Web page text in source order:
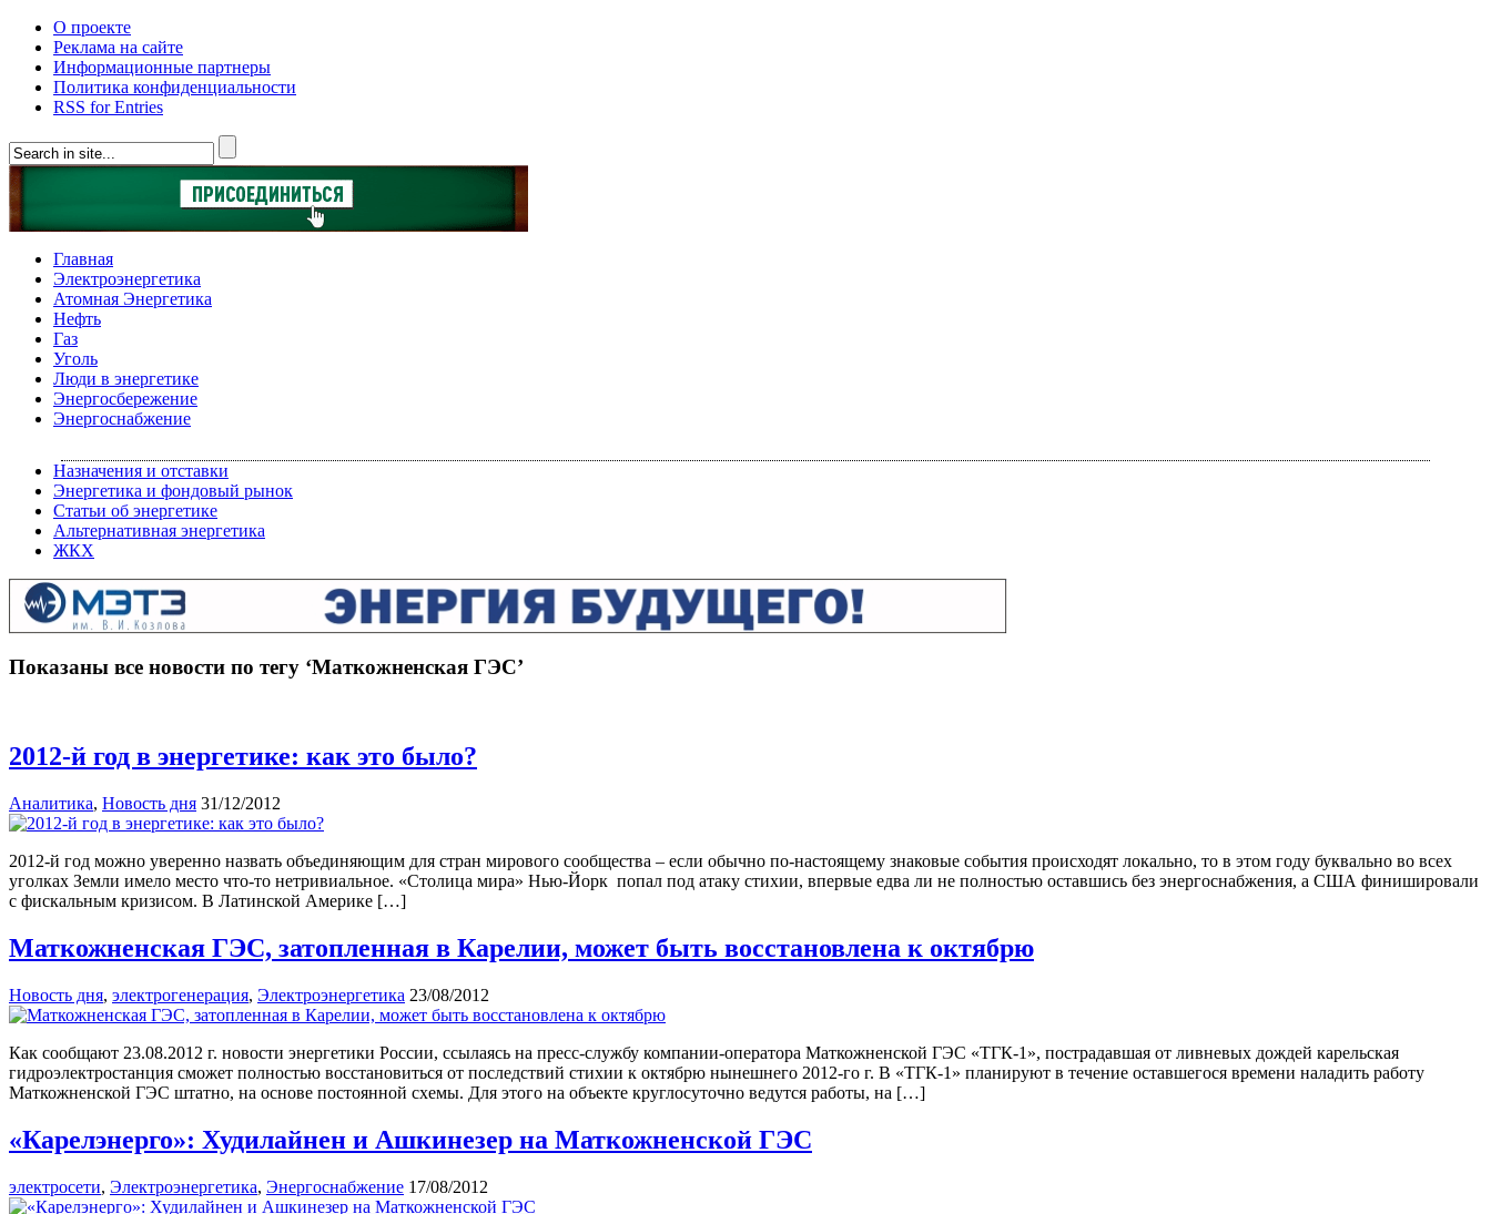
О проекте
Реклама на сайте
Информационные партнеры
Политика конфиденциальности
RSS for Entries
Главная
Электроэнергетика
Атомная Энергетика
Нефть
Газ
Уголь
Люди в энергетике
Энергосбережение
Энергоснабжение
Назначения и отставки
Энергетика и фондовый рынок
Статьи об энергетике
Альтернативная энергетика
ЖКХ
Показаны все новости по тегу ‘Маткожненская ГЭС’
2012-й год в энергетике: как это было?
Аналитика, Новость дня 31/12/2012
2012-й год можно уверенно назвать объединяющим для стран мирового сообщества – если обычно по-настоящему знаковые события происходят локально, то в этом году буквально во всех
уголках Земли имело место что-то нетривиальное. «Столица мира» Нью-Йорк попал под атаку стихии, впервые едва ли не полностью оставшись без энергоснабжения, а США финишировали
с фискальным кризисом. В Латинской Америке […]
Маткожненская ГЭС, затопленная в Карелии, может быть восстановлена к октябрю
Новость дня, электрогенерация, Электроэнергетика 23/08/2012
Как сообщают 23.08.2012 г. новости энергетики России, ссылаясь на пресс-службу компании-оператора Маткожненской ГЭС «ТГК-1», пострадавшая от ливневых дождей карельская
гидроэлектростанция сможет полностью восстановиться от последствий стихии к октябрю нынешнего 2012-го г. В «ТГК-1» планируют в течение оставшегося времени наладить работу
Маткожненской ГЭС штатно, на основе постоянной схемы. Для этого на объекте круглосуточно ведутся работы, на […]
«Карелэнерго»: Худилайнен и Ашкинезер на Маткожненской ГЭС
электросети, Электроэнергетика, Энергоснабжение 17/08/2012